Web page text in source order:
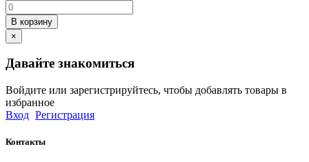
В корзину
×
Давайте знакомиться
Войдите или зарегистрируйтесь, чтобы добавлять товары в
избранное
Вход Регистрация
Контакты